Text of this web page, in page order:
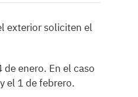
exterior soliciten el
enero. En el caso
el 1 de febrero.